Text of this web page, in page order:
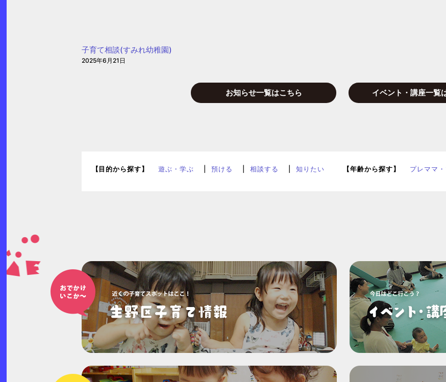
聖
子育て相談(すみれ幼稚園)
2025年6月21日
お知らせ一覧はこちら イベント・講座一覧
【目的から探す】 遊ぶ・学ぶ 預ける 相談する 知りたい 【年齢から探す】 プレママ